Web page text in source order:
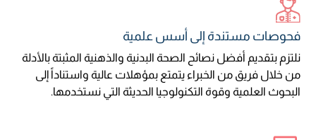
فحوصات مستندة إلى أسس علمية
نلتزم بتقديم أفضل نصائح الصحة البدنية والذهنية المثبتة بالأدلة
من خلال فريق من الخبراء يتمتع بمؤهلات عالية واستناداً إلى
البحوث العلمية وقوة التكنولوجيا الحديثة التي نستخدمها.